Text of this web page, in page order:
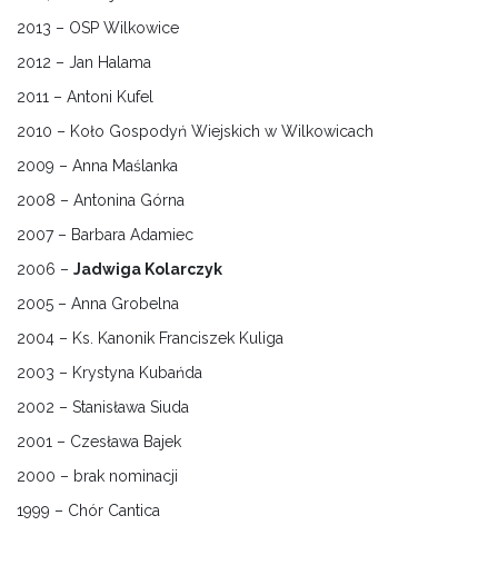
2013 – OSP Wilkowice
2012 – Jan Halama
2011 – Antoni Kufel
2010 – Koło Gospodyń Wiejskich w Wilkowicach
2009 – Anna Maślanka
2008 – Antonina Górna
2007 – Barbara Adamiec
2006 – Jadwiga Kolarczyk
2005 – Anna Grobelna
2004 – Ks. Kanonik Franciszek Kuliga
2003 – Krystyna Kubańda
2002 – Stanisława Siuda
2001 – Czesława Bajek
2000 – brak nominacji
1999 – Chór Cantica